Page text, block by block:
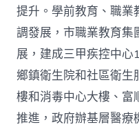
提升。學前教育、職業
調發展，市職業教育集
展，建成三甲疾控中
鄉鎮衛生院和社區衛
樓和消毒中心大樓、
推進，政府辦基層醫療